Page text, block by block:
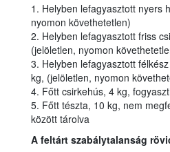
1. Helyben lefagyasztott nyers
nyomon követhetetlen)
2. Helyben lefagyasztott friss csirke
(jelöletlen, nyomon
3. Helyben lefagyasztott félkész vendéglátóipari termék, 29
kg, (jelöletlen, nyomon
5. Főtt tészta, 10 kg, nem megfelelő
között tárolva
A feltárt szabálytalanság